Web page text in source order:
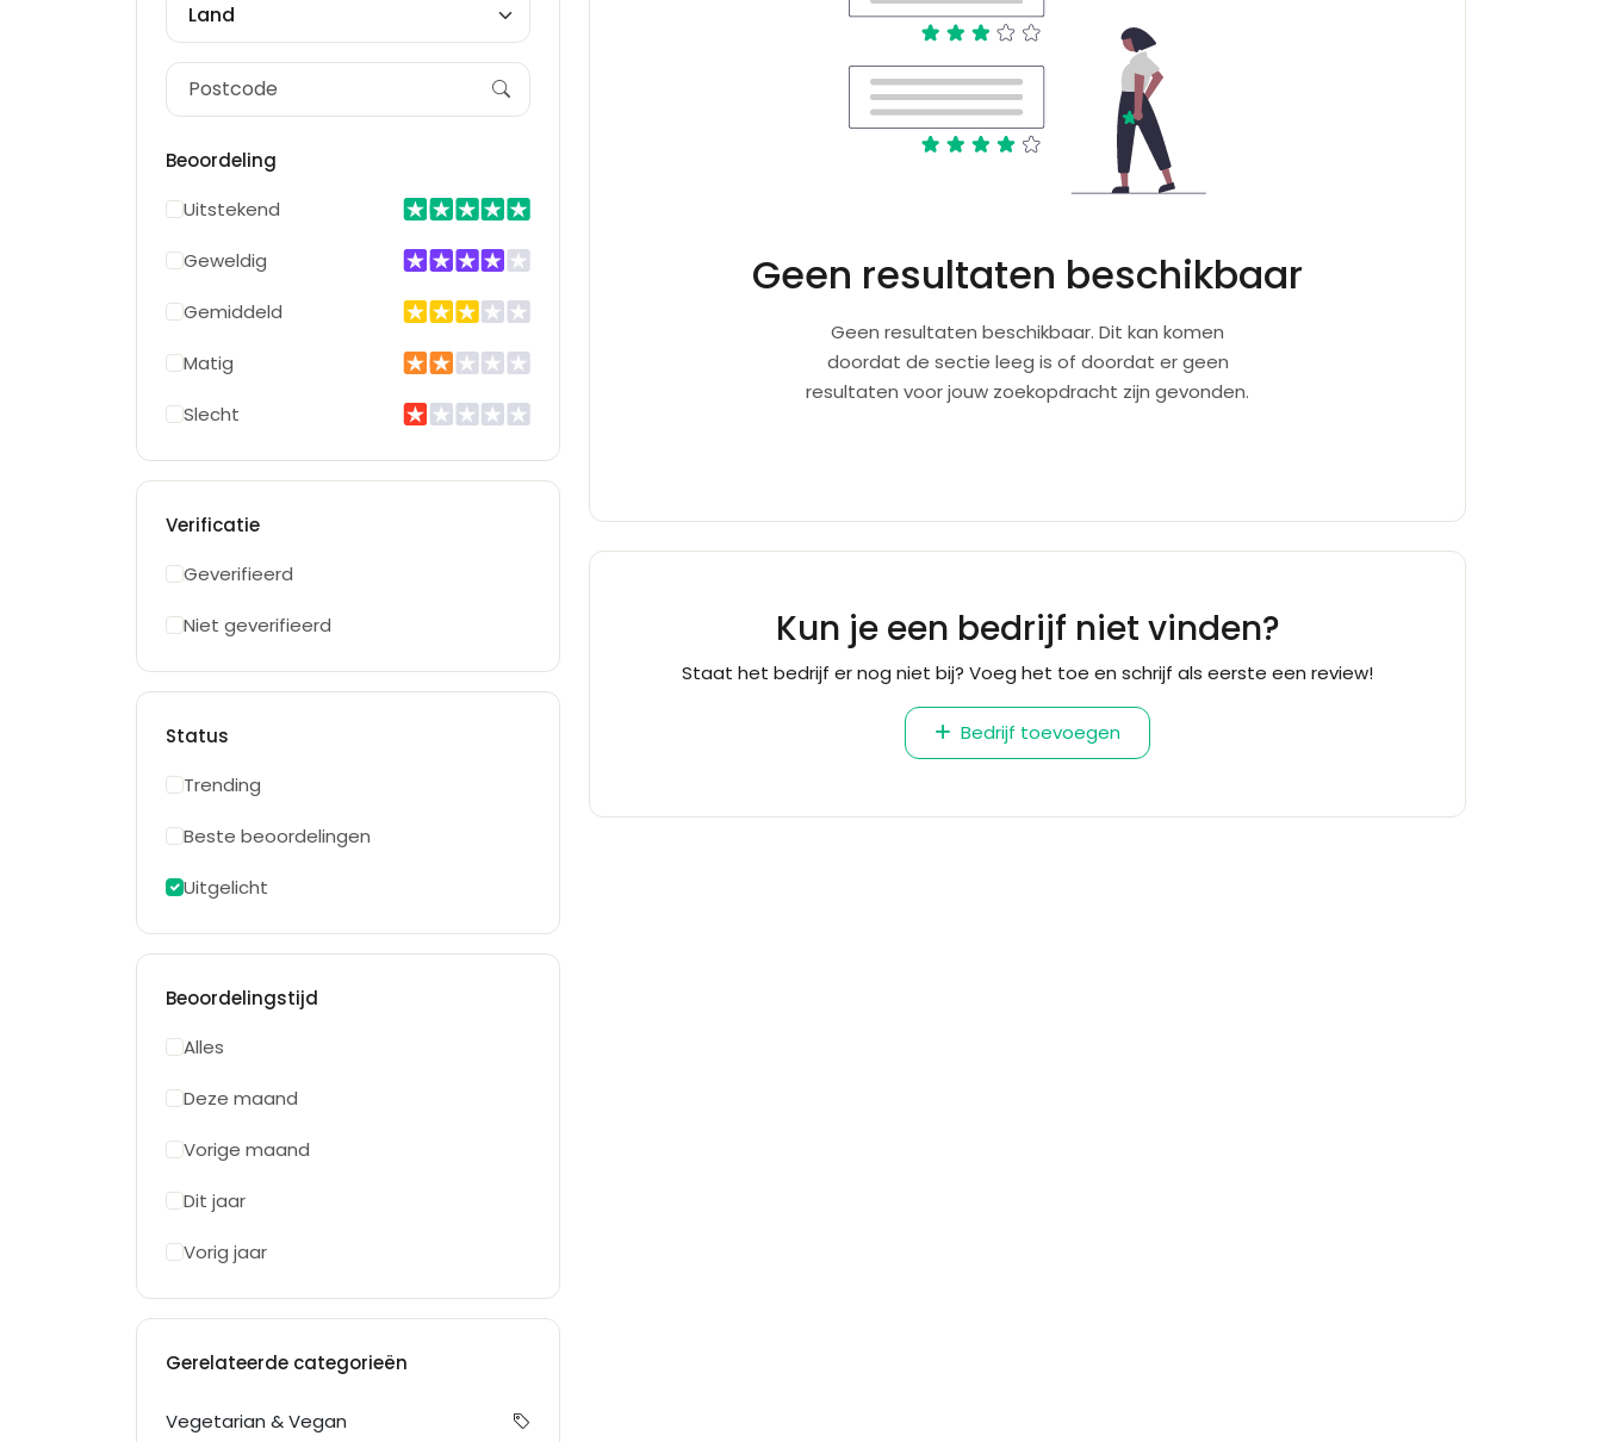
Land
Beoordeling
Uitstekend
Geweldig
Gemiddeld
Matig
Slecht
Verificatie
Geverifieerd
Niet geverifieerd
Status
Trending
Beste beoordelingen
Uitgelicht
Beoordelingstijd
Alles
Deze maand
Vorige maand
Dit jaar
Vorig jaar
Gerelateerde categorieën
Vegetarian & Vegan
Geen resultaten beschikbaar
Geen resultaten beschikbaar. Dit kan komen
doordat de sectie leeg is of doordat er geen
resultaten voor jouw zoekopdracht zijn gevonden.
Kun je een bedrijf niet vinden?
Staat het bedrijf er nog niet bij? Voeg het toe en schrijf als eerste een review!
Bedrijf toevoegen